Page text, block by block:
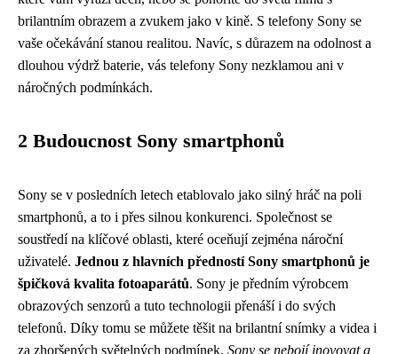
brilantním obrazem a zvukem jako v kině. S telefony Sony se
vaše očekávání stanou realitou. Navíc, s důrazem na odolnost a
dlouhou výdrž baterie, vás telefony Sony nezklamou ani v
náročných podmínkách.
2 Budoucnost Sony smartphonů
Sony se v posledních letech etablovalo jako silný hráč na poli
smartphonů, a to i přes silnou konkurenci. Společnost se
soustředí na klíčové oblasti, které oceňují zejména nároční
uživatelé. Jednou z hlavních předností Sony smartphonů je
špičková kvalita fotoaparátů. Sony je předním výrobcem
obrazových senzorů a tuto technologii přenáší i do svých
telefonů. Díky tomu se můžete těšit na brilantní snímky a videa i
za zhoršených světelných podmínek. Sony se nebojí inovovat a